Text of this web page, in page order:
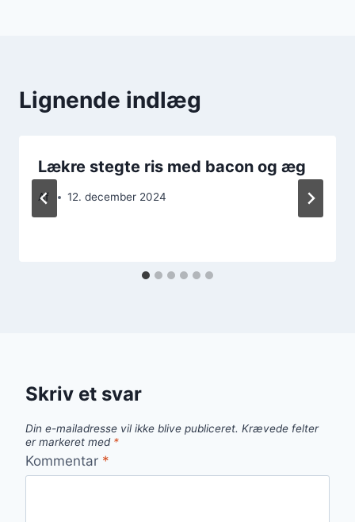
Lignende indlæg
Lækre stegte ris med bacon og æg
Af 12. december 2024
Skriv et svar
Din e-mailadresse vil ikke blive publiceret. Krævede felter
er markeret med *
Kommentar *